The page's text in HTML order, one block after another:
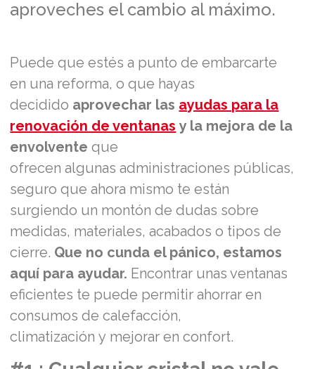
aproveches el cambio al máximo.
Puede que estés a punto de embarcarte
en una reforma, o que hayas
decidido aprovechar las ayudas para la
renovación de ventanas y la mejora de la
envolvente que
ofrecen algunas administraciones públicas,
seguro que ahora mismo te están
surgiendo un montón de dudas sobre
medidas, materiales, acabados o tipos de
cierre. Que no cunda el pánico, estamos
aquí para ayudar. Encontrar unas ventanas
eficientes te puede permitir ahorrar en
consumos de calefacción,
climatización y mejorar en confort.